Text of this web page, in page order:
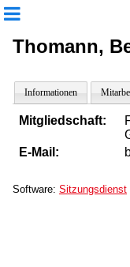
Thomann,
Informationen
Mitgliedschaft:
E-Mail:
Software: Sitzungsdienst